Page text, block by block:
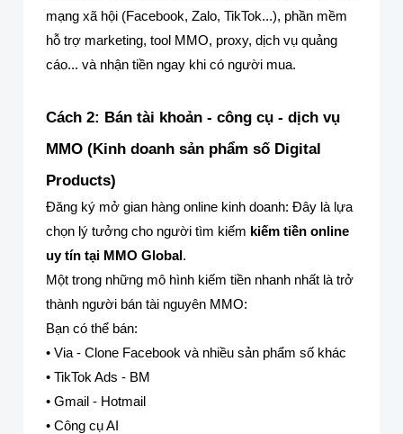
mạng xã hội (Facebook, Zalo, TikTok...), phần mềm
hỗ trợ marketing, tool MMO, proxy, dịch vụ quảng
cáo... và nhận tiền ngay khi có người mua.
Cách 2: Bán tài khoản - công cụ - dịch vụ
MMO (Kinh doanh sản phẩm số Digital
Products)
Đăng ký mở gian hàng online kinh doanh: Đây là lựa
chọn lý tưởng cho người tìm kiếm kiếm tiền online
uy tín tại MMO Global .
Một trong những mô hình kiếm tiền nhanh nhất là trở
thành người bán tài nguyên MMO:
Bạn có thể bán:
• Via - Clone Facebook và nhiều sản phẩm số khác
• TikTok Ads - BM
• Gmail - Hotmail
• Công cụ AI